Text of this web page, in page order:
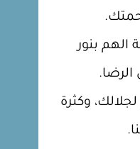
الهم بنور
الرضا.
وكثرة